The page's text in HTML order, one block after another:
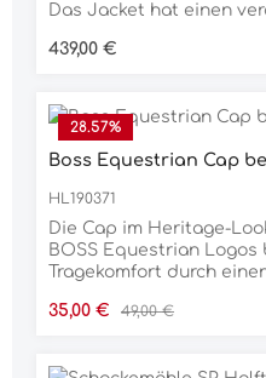
Das Jacket hat einen
linken Oberarm ist ein
atmungsaktiv-
schnelltrocknend-
POLYAMID / 26%
Regulärer Preis:
439,00 €
28.57%
Boss Equestrian Cap
HL190371
Die Cap im Heritage-
BOSS Equestrian
Tragekomfort durch
Tragekomfort -
Verkaufspreis:
35,00 € Regulärer Preis:
49,00 €